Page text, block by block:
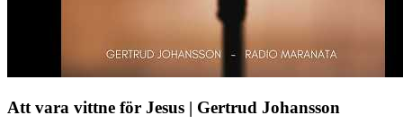
Att vara vittne för Jesus | Gertrud Johansson